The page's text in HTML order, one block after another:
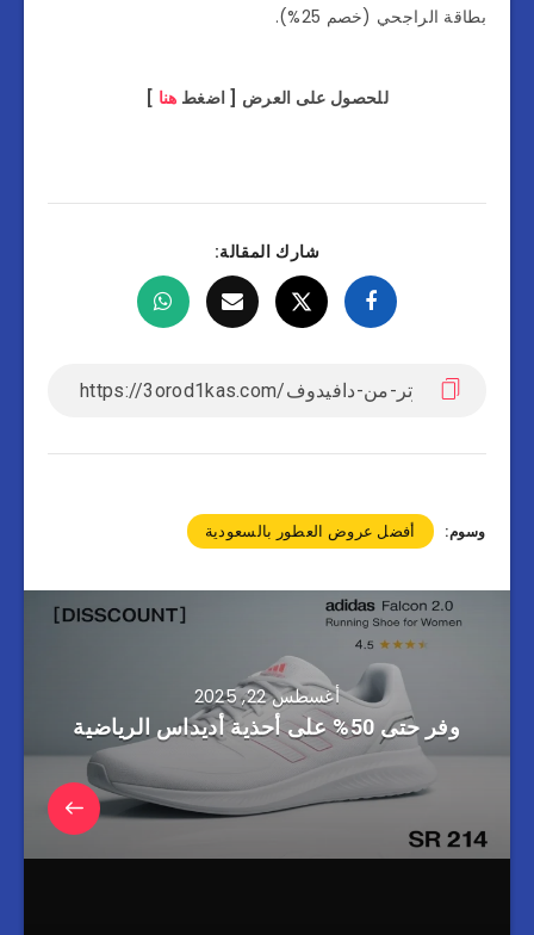
بطاقة الراجحي (خصم 25%).
للحصول على العرض [ اضغط هنا ]
شارك المقالة:
وسوم: أفضل عروض العطور بالسعودية
أغسطس 22, 2025
وفر حتى 50% على أحذية أديداس الرياضية